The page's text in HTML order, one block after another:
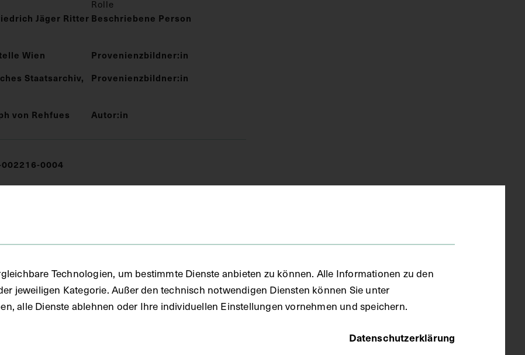
Rolle
Jäger Ritter Beschriebene Person
Wien
Provenienzbildner:in
Staatsarchiv,
Provenienzbildner:in
von Rehfues Autor:in
002216-0004
Technologien, um bestimmte Dienste anbieten zu können. Alle Informationen zu den
jeweiligen Kategorie. Außer den technisch notwendigen Diensten können Sie unter
alle Dienste ablehnen oder Ihre individuellen Einstellungen vornehmen und speichern.
Datenschutzerklärung